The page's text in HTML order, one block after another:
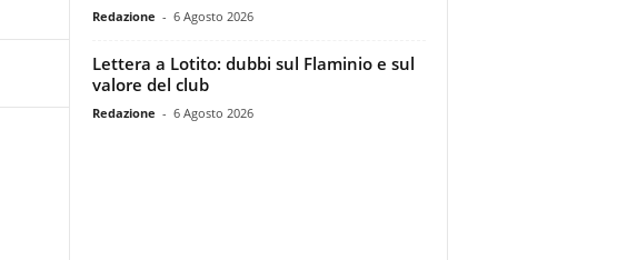
Redazione - 6 Agosto 2026
Lettera a Lotito: dubbi sul Flaminio e sul
valore del club
Redazione - 6 Agosto 2026